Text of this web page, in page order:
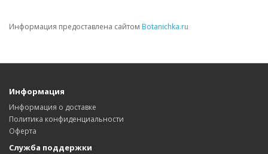
Информация предоставлена сайтом Botanichka.ru
Информация
Информация о доставке
Политика конфиденциальности
Оферта
Служба поддержки